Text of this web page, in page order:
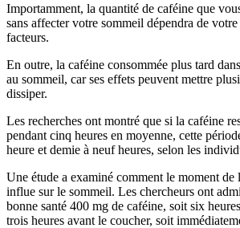
Importamment, la quantité de caféine que
sans affecter votre sommeil dépendra de votre
facteurs.
En outre, la caféine consommée plus tard
au sommeil, car ses effets peuvent mettre
dissiper.
Les recherches ont montré que si la caféine
pendant cinq heures en moyenne, cette
heure et demie à neuf heures, selon les
Une étude a examiné comment le moment de
influe sur le sommeil. Les chercheurs ont
bonne santé 400 mg de caféine, soit six
trois heures avant le coucher, soit